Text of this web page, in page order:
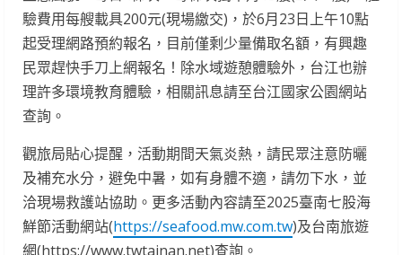
驗費用每艘載具200元(現場繳交)，於6月23日上午10點
起受理網路預約報名，目前僅剩少量備取名額，有興趣
民眾趕快手刀上網報名！除水域遊憩體驗外，台江也辦
理許多環境教育體驗，相關訊息請至台江國家公園網站
查詢。
觀旅局貼心提醒，活動期間天氣炎熱，請民眾注意防曬
及補充水分，避免中暑，如有身體不適，請勿下水，並
洽現場救護站協助。更多活動內容請至2025臺南七股海
鮮節活動網站(https://seafood.mw.com.tw)及台南旅遊
網(https://www.twtainan.net)查詢。